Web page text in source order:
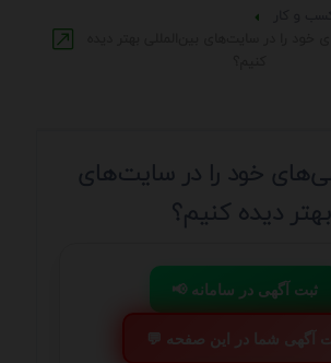
خود را در سایت‌های
دیده کنیم؟
📢 ثبت آگهی در سامانه
ثبت آگهی شما در این صفحه